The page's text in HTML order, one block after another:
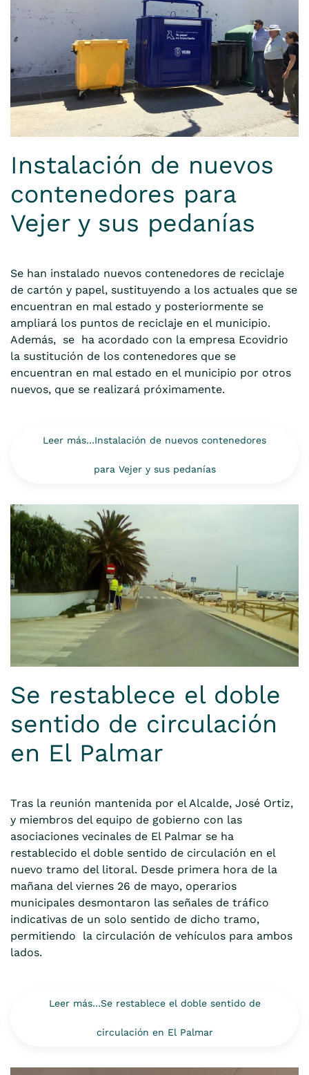
Instalación de nuevos
contenedores para
Vejer y sus pedanías
Se han instalado nuevos contenedores de reciclaje
de cartón y papel, sustituyendo a los actuales que se
encuentran en mal estado y posteriormente se
ampliará los puntos de reciclaje en el municipio.
Además, se ha acordado con la empresa Ecovidrio
la sustitución de los contenedores que se
encuentran en mal estado en el municipio por otros
nuevos, que se realizará próximamente.
Leer más…Instalación de nuevos contenedores
para Vejer y sus pedanías
Se restablece el doble
sentido de circulación
en El Palmar
Tras la reunión mantenida por el Alcalde, José Ortiz,
y miembros del equipo de gobierno con las
asociaciones vecinales de El Palmar se ha
restablecido el doble sentido de circulación en el
nuevo tramo del litoral. Desde primera hora de la
mañana del viernes 26 de mayo, operarios
municipales desmontaron las señales de tráfico
indicativas de un solo sentido de dicho tramo,
permitiendo la circulación de vehículos para ambos
lados.
Leer más…Se restablece el doble sentido de
circulación en El Palmar